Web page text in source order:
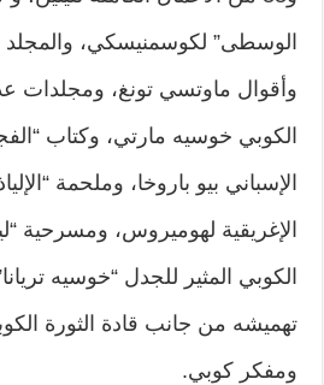
الوسطى” لكوسمنيسكي، والمجلد
وأقوال ماوتسي تونغ، ومجلدات
الكوبي خوسيه مارتي، وكتاب
الإسباني بيو باروخا، وملحمة
الإغريقية لهوميروس، ومسرحية
الكوبي المثير للجدل “خوسيه
تهميشه من جانب قادة الثورة
ومفكر كوبي.